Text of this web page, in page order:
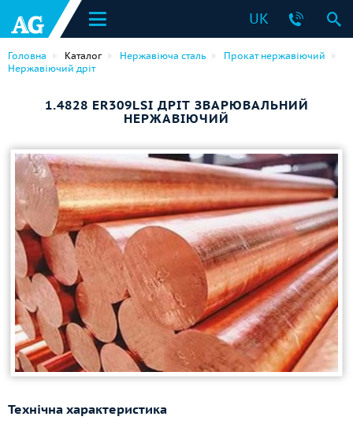
UK
Головна Каталог Нержавіюча сталь
Прокат нержавіючий
Нержавіючий дріт
1.4828 ER309LSI ДРІТ ЗВАРЮВАЛЬНИЙ
НЕРЖАВІЮЧИЙ
Технічна характеристика